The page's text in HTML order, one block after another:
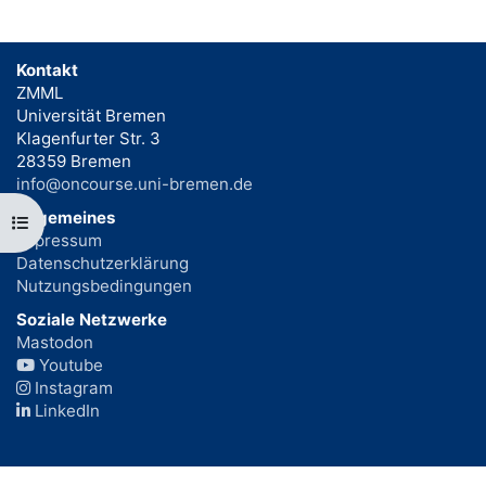
Kursindex öffnen
Kontakt
ZMML
Universität Bremen
Klagenfurter Str. 3
28359 Bremen
info@oncourse.uni-bremen.de
Allgemeines
Impressum
Datenschutzerklärung
Nutzungsbedingungen
Soziale Netzwerke
Mastodon
Youtube
Instagram
LinkedIn